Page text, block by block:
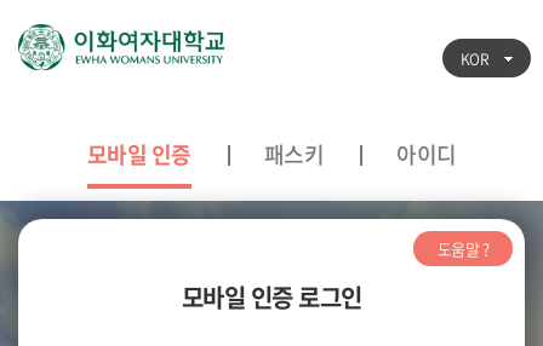
KOR
모바일 인증 패스키 아이디
모바일 인증 로그인
도움말 ?